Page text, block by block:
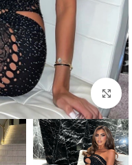
ALT+0
Click to enlarge